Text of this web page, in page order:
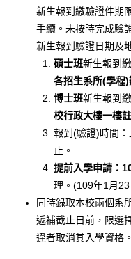
新生報到繳驗證件期
手續。未按時完成驗
新生報到驗證日期及
碩士班新生報到
各招生系所(學程
博士班新生報到
校行政大樓一樓
報到(驗證)時間
止。
提前入學申請：
理。(109年1月
同時錄取本校兩個系
遞補截止日前，限選
違者取消其入學資格。